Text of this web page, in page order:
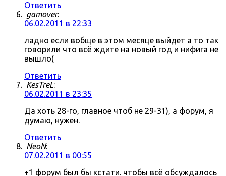
Ответить
gamover:
06.02.2011 в 22:33
ладно если вобще в этом месяце выйдет а то так
говорили что всё ждите на новый год и нифига не
вышло(
Ответить
KesTreL:
06.02.2011 в 23:35
Да хоть 28-го, главное чтоб не 29-31), а форум, я
думаю, нужен.
Ответить
NeoN:
07.02.2011 в 00:55
+1 форум был бы кстати. чтобы всё обсуждалось